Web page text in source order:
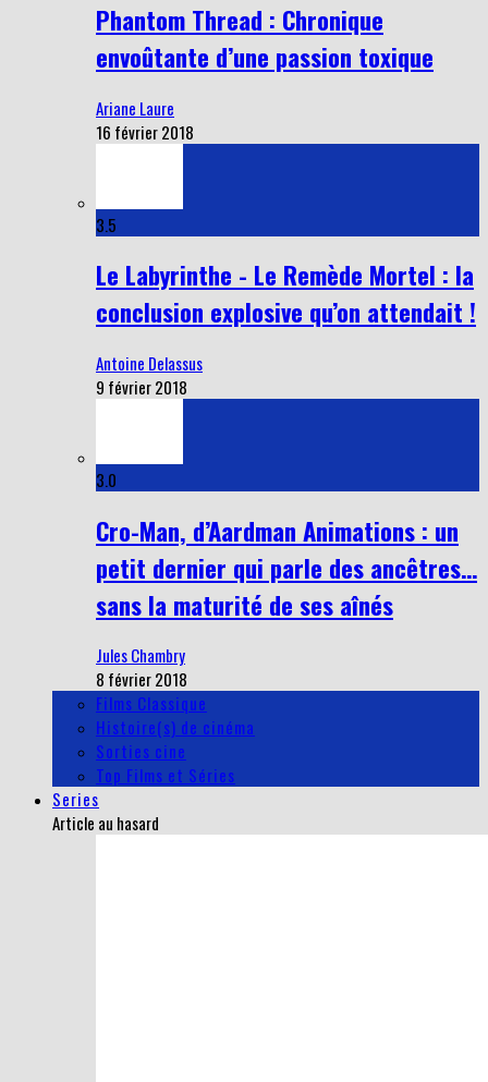
Phantom Thread : Chronique
envoûtante d’une passion toxique
Ariane Laure
16 février 2018
3.5
Le Labyrinthe - Le Remède Mortel : la
conclusion explosive qu’on attendait !
Antoine Delassus
9 février 2018
3.0
Cro-Man, d’Aardman Animations : un
petit dernier qui parle des ancêtres…
sans la maturité de ses aînés
Jules Chambry
8 février 2018
Films Classique
Histoire(s) de cinéma
Sorties cine
Top Films et Séries
Series
Article au hasard